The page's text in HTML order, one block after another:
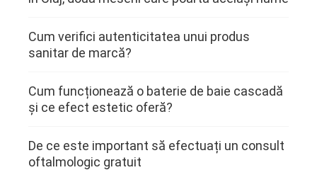
Cum verifici autenticitatea unui produs
sanitar de marcă?
Cum funcționează o baterie de baie cascadă
și ce efect estetic oferă?
De ce este important să efectuați un consult
oftalmologic gratuit